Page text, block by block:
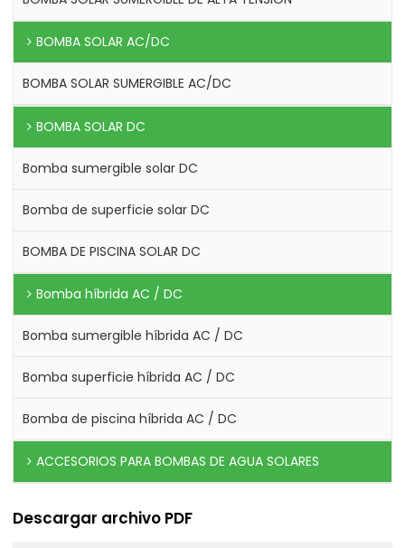
BOMBA SOLAR AC/DC
BOMBA SOLAR SUMERGIBLE AC/DC
BOMBA SOLAR DC
Bomba sumergible solar DC
Bomba de superficie solar DC
BOMBA DE PISCINA SOLAR DC
Bomba híbrida AC / DC
Bomba sumergible híbrida AC / DC
Bomba superficie híbrida AC / DC
Bomba de piscina híbrida AC / DC
ACCESORIOS PARA BOMBAS DE AGUA SOLARES
Descargar archivo PDF